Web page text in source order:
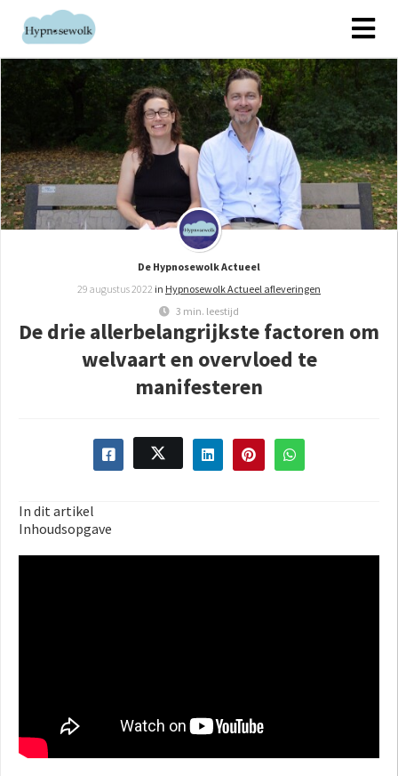
De Hypnosewolk Actueel
29 augustus 2022 in Hypnosewolk Actueel afleveringen
3 min. leestijd
De drie allerbelangrijkste factoren om
welvaart en overvloed te
manifesteren
In dit artikel
Inhoudsopgave